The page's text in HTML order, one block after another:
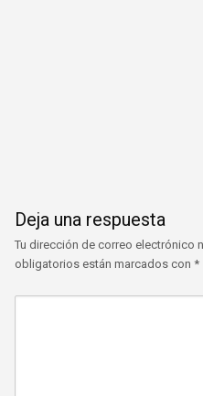
Deja una respuesta
Tu dirección de correo electrónico
obligatorios están marcados con *